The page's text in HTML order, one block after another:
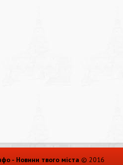
- Новини твого міста © 2016